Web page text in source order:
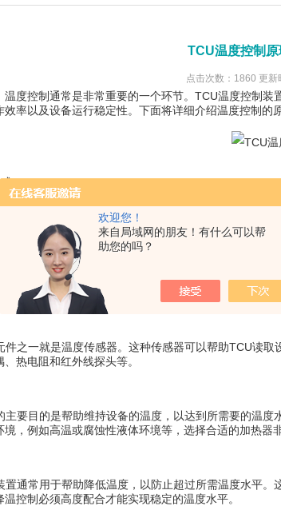
欢迎您！
来自局域网的朋友！有什么可以帮
助您的吗？
TCU温度控制原
点击次数：1860 更
控制通常是非常重要的一个环节。TCU温度控制装
率以及设备运行稳定性。下面将详细介绍温度控制的原
TCU的基本组成。TCU通常由加热器、传感器、控
动调节加热器的输出来实现所需的温度水平。
是通过反馈控制这一基本原理实现的。反馈控制是
的强度以达到所需的温度水平。这种流程是持续循环
一就是温度传感器。这种传感器可以帮助TCU读取
热电阻和红外线探头等。
目的是帮助维持设备的温度，以达到所需要的温度
，例如高温或腐蚀性液体环境等，选择合适的加热器
常用于帮助降低温度，以防止超过所需温度水平。
控制必须高度配合才能实现稳定的温度水平。